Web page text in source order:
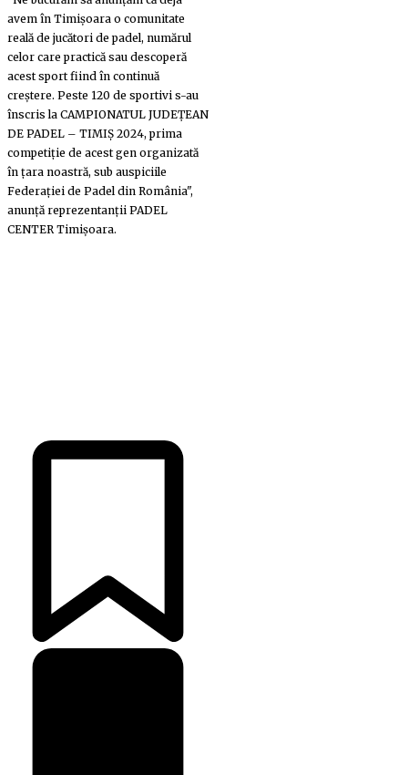
avem în Timișoara o comunitate
reală de jucători de padel, numărul
celor care practică sau descoperă
acest sport fiind în continuă
creștere. Peste 120 de sportivi s-au
înscris la CAMPIONATUL JUDEȚEAN
DE PADEL – TIMIȘ 2024, prima
competiție de acest gen organizată
în țara noastră, sub auspiciile
Federației de Padel din România",
anunță reprezentanții PADEL
CENTER Timișoara.